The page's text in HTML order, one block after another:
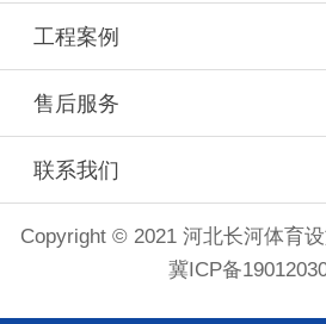
工程案例
售后服务
联系我们
Copyright © 2021 河北长河体育
冀ICP备